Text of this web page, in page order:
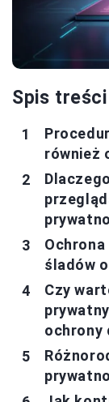
Spis treści
również
śladów
Czy
ochrony